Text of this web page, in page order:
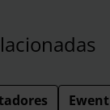
Ewent